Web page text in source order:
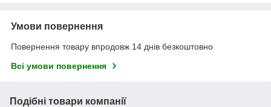
Умови повернення
Повернення товару впродовж 14 днів безкоштовно
Всі умови повернення
Подібні товари компанії